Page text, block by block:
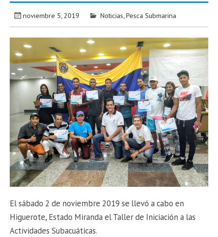
noviembre 5, 2019 Noticias Pesca Submarina
El sábado 2 de noviembre 2019 se llevó a cabo en
Higuerote, Estado Miranda el Taller de Iniciación a las
Actividades Subacuáticas.